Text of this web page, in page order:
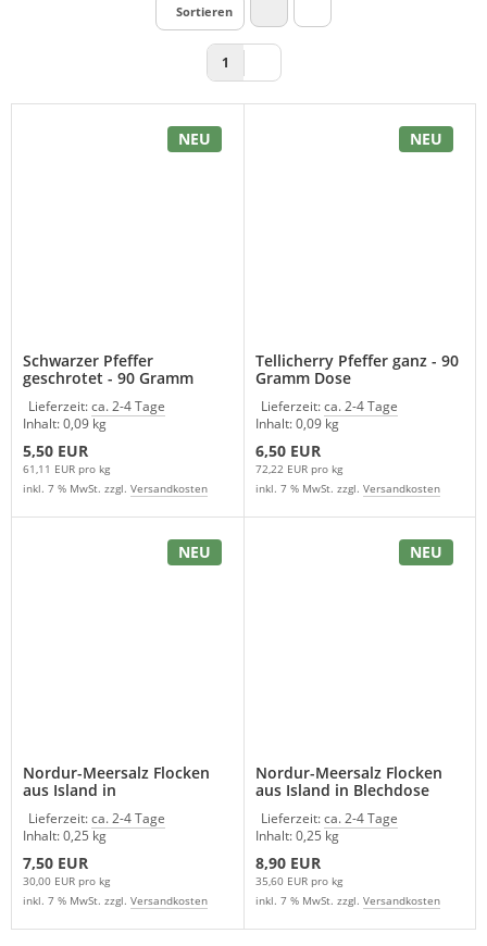
Sortieren
1
NEU
Schwarzer Pfeffer
geschrotet - 90 Gramm
Lieferzeit:ca. 2-4 Tage
Inhalt: 0,09 kg
5,50 EUR
61,11 EUR pro kg
inkl. 7 % MwSt. zzgl. Versandkosten
NEU
Tellicherry Pfeffer ganz - 90
Gramm Dose
Lieferzeit:ca. 2-4 Tage
Inhalt: 0,09 kg
6,50 EUR
72,22 EUR pro kg
inkl. 7 % MwSt. zzgl. Versandkosten
NEU
Nordur-Meersalz Flocken
aus Island in
Lieferzeit:ca. 2-4 Tage
Inhalt: 0,25 kg
7,50 EUR
30,00 EUR pro kg
inkl. 7 % MwSt. zzgl. Versandkosten
NEU
Nordur-Meersalz Flocken
aus Island in Blechdose
Lieferzeit:ca. 2-4 Tage
Inhalt: 0,25 kg
8,90 EUR
35,60 EUR pro kg
inkl. 7 % MwSt. zzgl. Versandkosten